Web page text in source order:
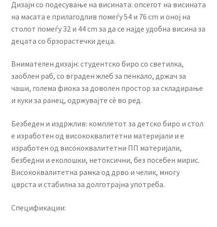
Дизајн со подесување на висината: опсегот на висината
на масата е прилагодлив помеѓу 54 и 76 cm и оној на
столот помеѓу 32 и 44 cm за да се најде удобна висина за
децата со брзорастечки деца.
Внимателен дизајн: студентско биро со светилка,
заоблен раб, со вграден жлеб за пенкало, држач за
чаши, голема фиока за доволен простор за складирање
и куки за ранец, одржувајте сè во ред.
Безбеден и издржлив: комплетот за детско биро и стол
е изработен од висококвалитетни материјали и е
изработен од висококвалитетни ПП материјали,
безбедни и еколошки, нетоксични, без посебен мирис.
Висококвалитетна рамка од дрво и челик, многу
цврста и стабилна за долготрајна употреба.
Спецификации: